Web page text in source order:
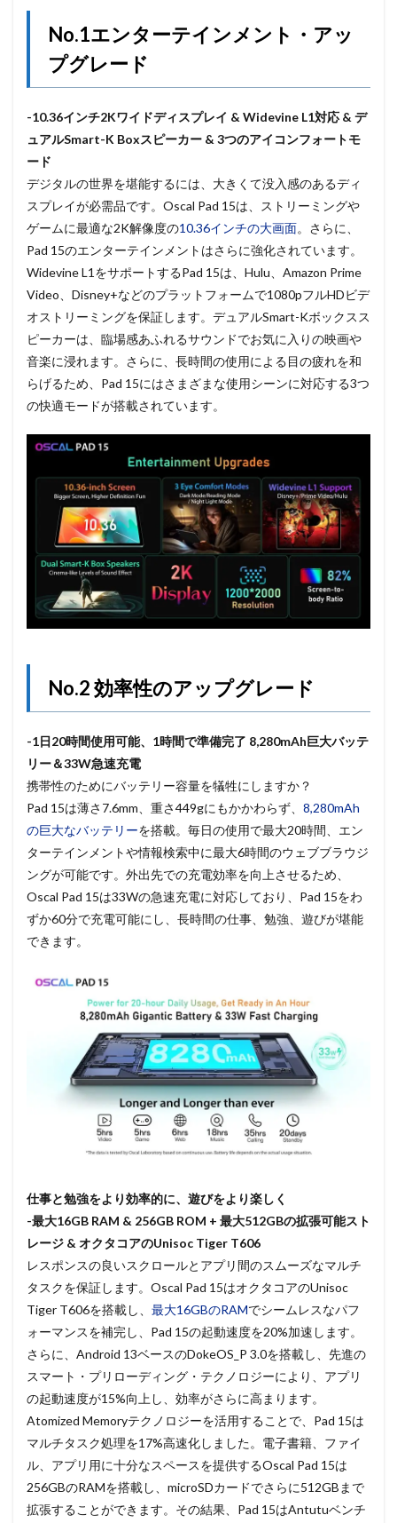
No.1エンターテインメント・アッ
プグレード
-10.36インチ2Kワイドディスプレイ & Widevine L1対応 & デ
ュアルSmart-K Boxスピーカー & 3つのアイコンフォートモ
ード
デジタルの世界を堪能するには、大きくて没入感のあるディ
スプレイが必需品です。Oscal Pad 15は、ストリーミングや
ゲームに最適な2K解像度の10.36インチの大画面。さらに、
Pad 15のエンターテインメントはさらに強化されています。
Widevine L1をサポートするPad 15は、Hulu、Amazon Prime
Video、Disney+などのプラットフォームで1080pフルHDビデ
オストリーミングを保証します。デュアルSmart-Kボックスス
ピーカーは、臨場感あふれるサウンドでお気に入りの映画や
音楽に浸れます。さらに、長時間の使用による目の疲れを和
らげるため、Pad 15にはさまざまな使用シーンに対応する3つ
の快適モードが搭載されています。
No.2 効率性のアップグレード
-1日20時間使用可能、1時間で準備完了 8,280mAh巨大バッテ
リー＆33W急速充電
携帯性のためにバッテリー容量を犠牲にしますか？
Pad 15は薄さ7.6mm、重さ449gにもかかわらず、 8,280mAh
の巨大なバッテリーを搭載。毎日の使用で最大20時間、エン
ターテインメントや情報検索中に最大6時間のウェブブラウジ
ングが可能です。外出先での充電効率を向上させるため、
Oscal Pad 15は33Wの急速充電に対応しており、Pad 15をわ
ずか60分で充電可能にし、長時間の仕事、勉強、遊びが堪能
できます。
仕事と勉強をより効率的に、遊びをより楽しく
-最大16GB RAM & 256GB ROM + 最大512GBの拡張可能スト
レージ & オクタコアのUnisoc Tiger T606
レスポンスの良いスクロールとアプリ間のスムーズなマルチ
タスクを保証します。Oscal Pad 15はオクタコアのUnisoc
Tiger T606を搭載し、 最大16GBのRAMでシームレスなパフ
ォーマンスを補完し、Pad 15の起動速度を20%加速します。
さらに、Android 13ベースのDokeOS_P 3.0を搭載し、先進の
スマート・プリローディング・テクノロジーにより、アプリ
の起動速度が15%向上し、効率がさらに高まります。
Atomized Memoryテクノロジーを活用することで、Pad 15は
マルチタスク処理を17%高速化しました。電子書籍、ファイ
ル、アプリ用に十分なスペースを提供するOscal Pad 15は
256GBのRAMを搭載し、microSDカードでさらに512GBまで
拡張することができます。その結果、Pad 15はAntutuベンチ